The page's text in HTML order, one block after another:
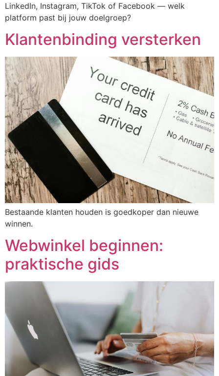
LinkedIn, Instagram, TikTok of Facebook — welk
platform past bij jouw doelgroep?
Klantenbinding versterken
Bestaande klanten houden is goedkoper dan nieuwe
winnen.
Webwinkel beginnen:
praktische gids